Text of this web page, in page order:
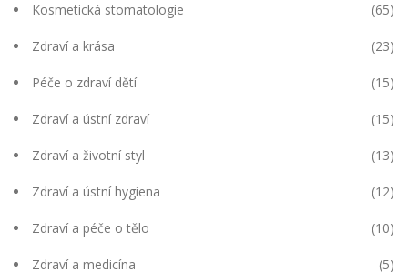
Kosmetická stomatologie (65)
Zdraví a krása (23)
Péče o zdraví dětí (15)
Zdraví a ústní zdraví (15)
Zdraví a životní styl (13)
Zdraví a ústní hygiena (12)
Zdraví a péče o tělo (10)
Zdraví a medicína (5)